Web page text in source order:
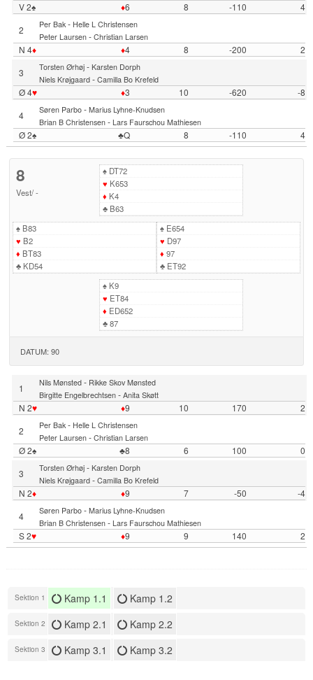
V 2♠ ♦6 8 -110
4
2
Per Bak- Helle L Christensen
Peter Laursen- Christian Larsen
N 4♦ ♦4 8 -200
2
3
Torsten Ørhøj- Karsten Dorph
Niels Krøjgaard- Camilla Bo Krefeld
Ø 4♥ ♦3 10 -620
-8
4
Søren Parbo- Marius Lyhne-Knudsen
Brian B Christensen- Lars Faurschou Mathiesen
Ø 2♠ ♣Q 8 -110 4
8
Vest/-
♠DT72
♥ K653
♦ K4
♣B63
♠B83
♥ B2
♦ BT83
♣KD54
♠E654
♥ D97
♦ 97
♣ET92
♠K9
♥ ET84
♦ ED652
♣87
DATUM: 90
1 Nils Mønsted- Rikke Skov Mønsted
Birgitte Engelbrechtsen- Anita Skøtt
N 2♥ ♦9 10 170
2
2
Per Bak- Helle L Christensen
Peter Laursen- Christian Larsen
Ø 2♠ ♣8 6 100
0
3
Torsten Ørhøj- Karsten Dorph
Niels Krøjgaard- Camilla Bo Krefeld
N 2♦ ♦9 7 -50
-4
4
Søren Parbo- Marius Lyhne-Knudsen
Brian B Christensen- Lars Faurschou Mathiesen
S 2♥ ♦9 9 140 2
Sektion 1 Kamp 1.1 Kamp 1.2
Sektion 2 Kamp 2.1 Kamp 2.2
Sektion 3 Kamp 3.1 Kamp 3.2